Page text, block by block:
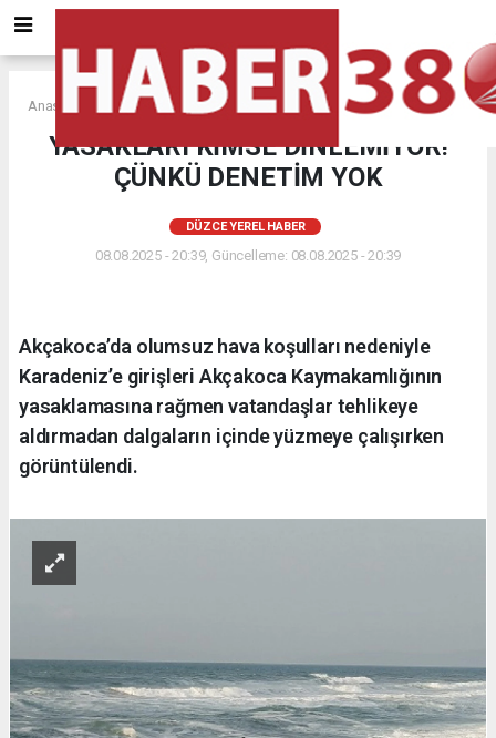
Anasayfa DÜZCE YEREL HABER
YASAKLARI KİMSE DİNLEMİYOR!
ÇÜNKÜ DENETİM YOK
DÜZCE YEREL HABER
08.08.2025 - 20:39, Güncelleme: 08.08.2025 - 20:39
Akçakoca’da olumsuz hava koşulları nedeniyle
Karadeniz’e girişleri Akçakoca Kaymakamlığının
yasaklamasına rağmen vatandaşlar tehlikeye
aldırmadan dalgaların içinde yüzmeye çalışırken
görüntülendi.